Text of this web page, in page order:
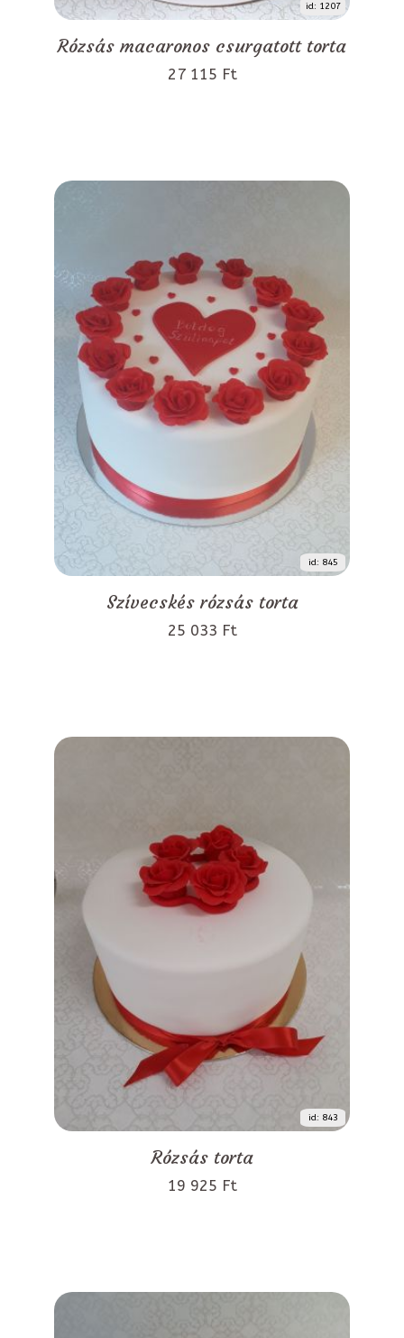
id: 1207
Rózsás macaronos csurgatott torta
27 115 Ft
id: 845
Szívecskés rózsás torta
25 033 Ft
id: 843
Rózsás torta
19 925 Ft